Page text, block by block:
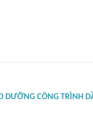
DƯỠNG CÔNG TRÌNH